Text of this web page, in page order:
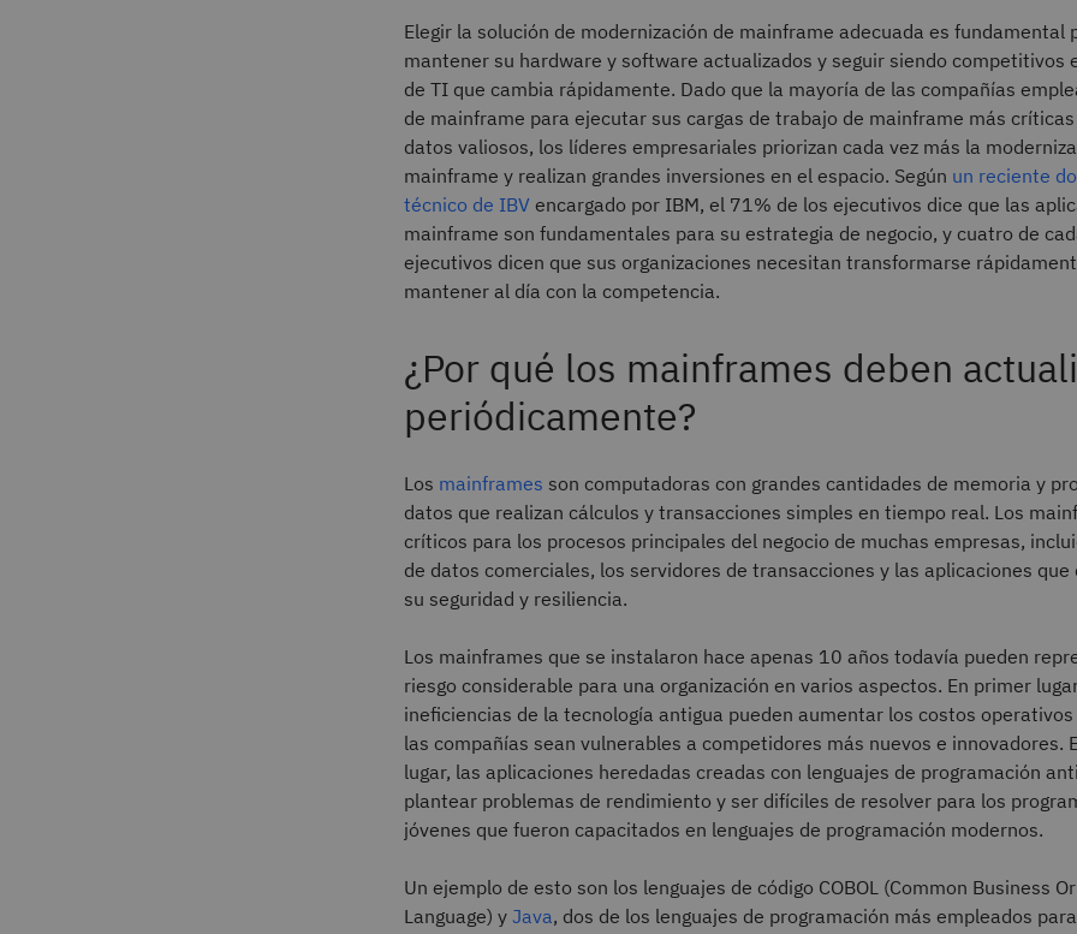
Elegir la solución de modernización de mainframe adecuada es fundamental
mantener su hardware y software actualizados y seguir siendo competitivos
de TI que cambia rápidamente. Dado que la mayoría de las compañías
de mainframe para ejecutar sus cargas de trabajo de mainframe más
datos valiosos, los líderes empresariales priorizan cada vez más la
mainframe y realizan grandes inversiones en el espacio. Según un reciente
técnico de IBV encargado por IBM, el 71% de los ejecutivos dice que las
mainframe son fundamentales para su estrategia de negocio, y cuatro de
ejecutivos dicen que sus organizaciones necesitan transformarse
mantener al día con la competencia.
¿Por qué los mainframes deben
periódicamente?
Los mainframes son computadoras con grandes cantidades de memoria y
datos que realizan cálculos y transacciones simples en tiempo real. Los
críticos para los procesos principales del negocio de muchas empresas,
de datos comerciales, los servidores de transacciones y las aplicaciones que
su seguridad y resiliencia.
Los mainframes que se instalaron hace apenas 10 años todavía pueden
riesgo considerable para una organización en varios aspectos. En primer
ineficiencias de la tecnología antigua pueden aumentar los costos
las compañías sean vulnerables a competidores más nuevos e innovadores.
lugar, las aplicaciones heredadas creadas con lenguajes de programación
plantear problemas de rendimiento y ser difíciles de resolver para los
jóvenes que fueron capacitados en lenguajes de programación modernos.
Un ejemplo de esto son los lenguajes de código COBOL (Common Business
Language) y Java, dos de los lenguajes de programación más empleados